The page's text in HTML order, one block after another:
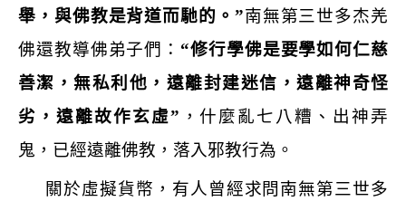
舉，與佛教是背道而馳的。 ”南無第三世多杰羌
佛還教導佛弟子們： “修行學佛是要學如何仁慈
善潔，無私利他，遠離封建迷信，遠離神奇怪
劣，遠離故作玄虛” ，什麼亂七八糟、出神弄
鬼，已經遠離佛教，落入邪教行為。
關於虛擬貨幣，有人曾經求問南無第三世多